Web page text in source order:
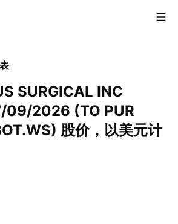
SURGICAL INC
09/2026 (TO PUR
) 股价，以美元计